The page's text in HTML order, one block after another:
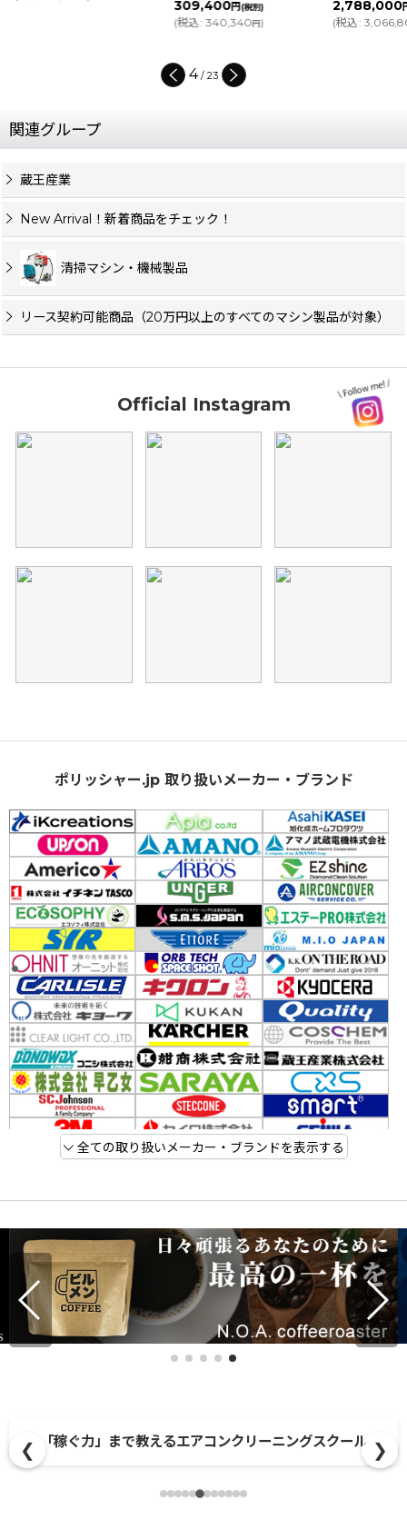
309,400円(税別)
(税込: 340,340円)
2,788,000
(税込:
4/ 23
関連グループ
蔵王産業
New Arrival！新着商品をチェック！
清掃マシン・機械製品
リース契約可能商品（20万円以上のすべてのマシン製品が対象）
Official Instagram
ポリッシャー.jp 取り扱いメーカー・ブランド
全ての取り扱いメーカー・ブランドを表示する
「稼ぐ力」まで教えるエアコンクリーニングスクール
❮ ❯